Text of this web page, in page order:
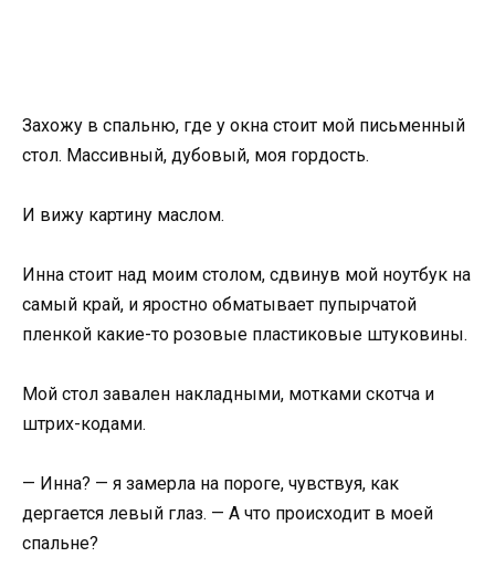
Захожу в спальню, где у окна стоит мой письменный
стол. Массивный, дубовый, моя гордость.
И вижу картину маслом.
Инна стоит над моим столом, сдвинув мой ноутбук на
самый край, и яростно обматывает пупырчатой
пленкой какие-то розовые пластиковые штуковины.
Мой стол завален накладными, мотками скотча и
штрих-кодами.
— Инна? — я замерла на пороге, чувствуя, как
дергается левый глаз. — А что происходит в моей
спальне?